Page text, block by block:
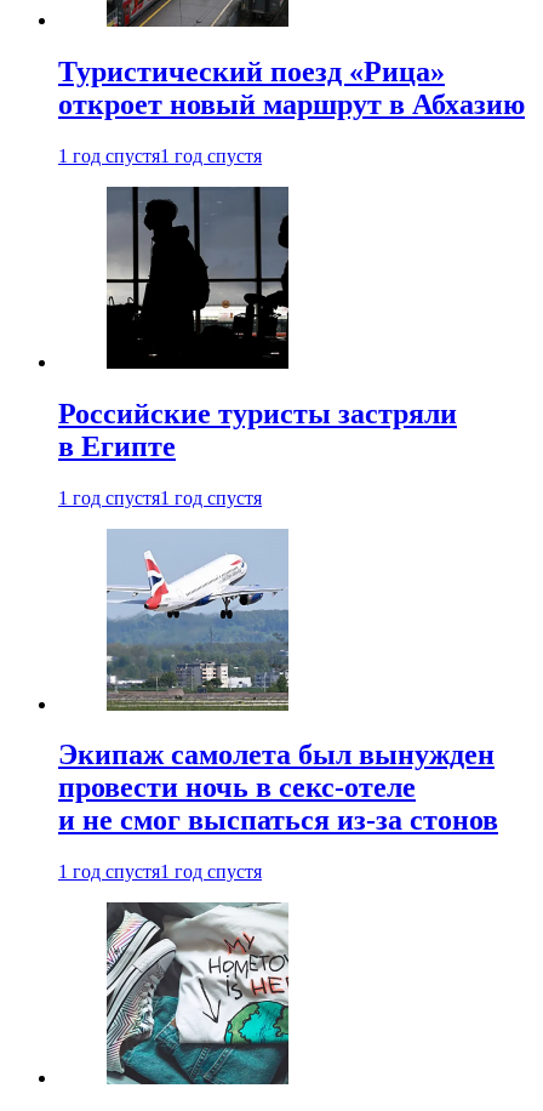
Туристический поезд «Рица»
откроет новый маршрут в Абхазию
1 год спустя1 год спустя
Российские туристы застряли
в Египте
1 год спустя1 год спустя
Экипаж самолета был вынужден
провести ночь в секс-отеле
и не смог выспаться из-за стонов
1 год спустя1 год спустя